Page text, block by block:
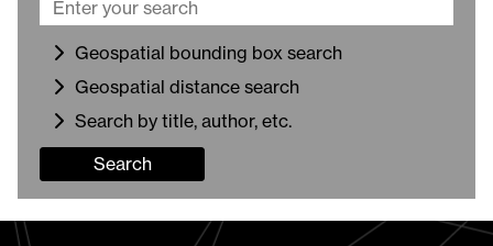
Geospatial bounding box search
Geospatial distance search
Search by title, author, etc.
Search